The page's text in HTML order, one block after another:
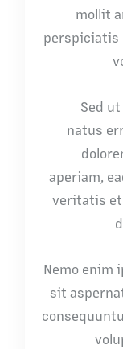
mollit
perspiciatis
Sed
natus
aperiam,
veritatis et
Nemo enim
sit